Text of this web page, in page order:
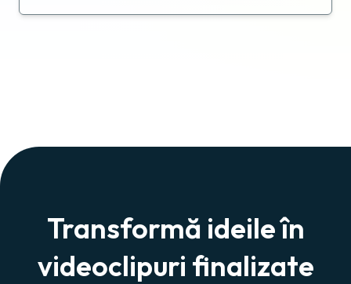
Transformă ideile în
videoclipuri finalizate